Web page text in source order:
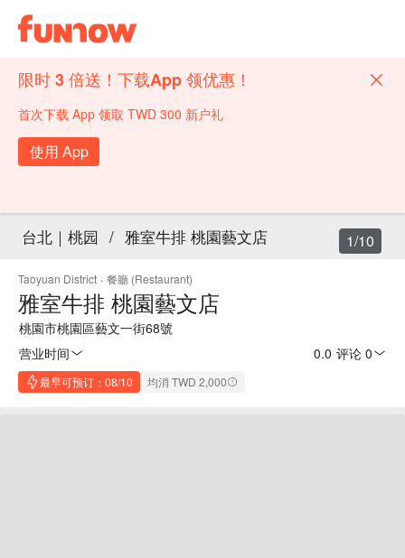
限时 3 倍送！下载App 领优惠！
首次下载 App 领取 TWD 300 新户礼
使用 App
台北｜桃园 / 雅室牛排 桃園藝文店
Taoyuan District · 餐廳 (Restaurant)
雅室牛排 桃園藝文店
桃園市桃園區藝文一街68號
营业时间
0.0 评论 0
最早可预订：08/10 均消 TWD 2,000
1/10